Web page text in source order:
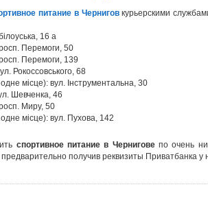
питание в Черниговкурьерскими
16 а
Перемоги, 50
Перемоги, 139
Рокоссовського, 68
місце): вул. Інструментальна, 30
Шевченка, 46
Миру, 50
місце): вул. Пухова, 142
спортивное питание в Черниговепо очень
получив реквизиты Приватбанка